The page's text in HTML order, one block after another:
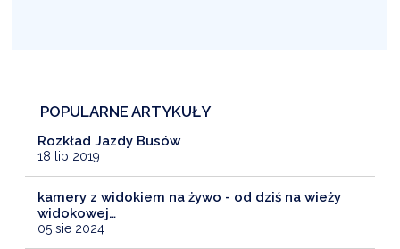
POPULARNE ARTYKUŁY
Rozkład Jazdy Busów
18 lip 2019
kamery z widokiem na żywo - od dziś na wieży
widokowej…
05 sie 2024